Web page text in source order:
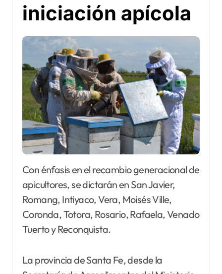
iniciación apícola
Con énfasis en el recambio generacional de
apicultores, se dictarán en San Javier,
Romang, Intiyaco, Vera, Moisés Ville,
Coronda, Totora, Rosario, Rafaela, Venado
Tuerto y Reconquista.
La provincia de Santa Fe, desde la